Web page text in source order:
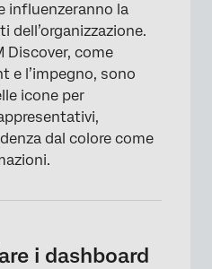
influenzeranno la
Discover, come
e l’impegno, sono
icone per
dal colore come
i dashboard